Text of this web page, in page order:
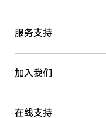
服务支持
加入我们
在线支持